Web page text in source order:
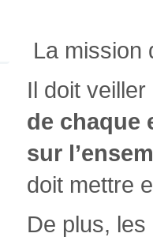
La mission
Il doit
de chaque
sur
doit mettre
De plus, les